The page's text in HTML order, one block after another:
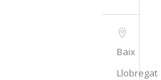
Baix
Llobregat